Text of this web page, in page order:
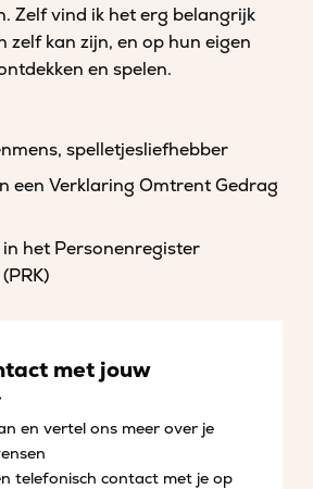
Zelf vind ik het erg belangrijk
zelf kan zijn, en op hun eigen
en spelen.
spelletjesliefhebber
een Verklaring Omtrent Gedrag
het Personenregister
met jouw
en vertel ons meer over je
telefonisch contact met je op